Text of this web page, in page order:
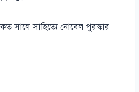
কত সালে সাহিত্যে নোবেল পুরস্কার